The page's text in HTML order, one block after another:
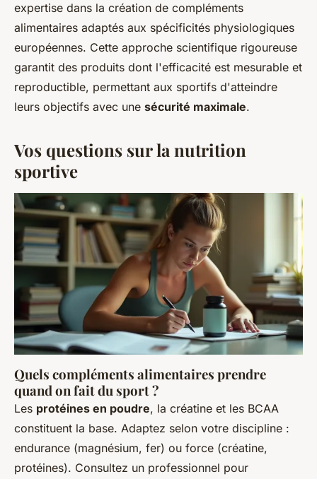
expertise dans la création de compléments
alimentaires adaptés aux spécificités physiologiques
européennes. Cette approche scientifique rigoureuse
garantit des produits dont l'efficacité est mesurable et
reproductible, permettant aux sportifs d'atteindre
leurs objectifs avec une sécurité maximale.
Vos questions sur la nutrition
sportive
Quels compléments alimentaires prendre
quand on fait du sport ?
Les protéines en poudre, la créatine et les BCAA
constituent la base. Adaptez selon votre discipline :
endurance (magnésium, fer) ou force (créatine,
protéines). Consultez un professionnel pour